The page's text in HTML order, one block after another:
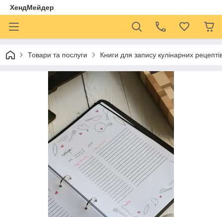
ХендМейдер
Товари та послуги Книги для запису кулінарних